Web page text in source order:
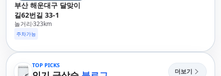
부산 해운대구 달맞이
길62번길 33-1
놀거리 323km
주차가능
TOP PICKS
더보기